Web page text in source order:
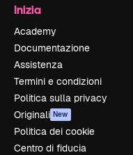
Inizia
Academy
Documentazione
Assistenza
Termini e condizioni
Politica sulla privacy
Originali New
Politica dei cookie
Centro di fiducia